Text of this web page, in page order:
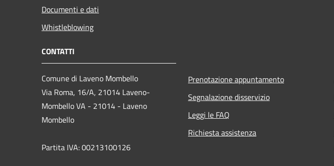
Documenti e dati
Whistleblowing
CONTATTI
Comune di Laveno Mombello
Via Roma, 16/A, 21014 Laveno-
Mombello VA - 21014 - Laveno
Mombello
Partita IVA: 00213100126
Prenotazione appuntamento
Segnalazione disservizio
Leggi le FAQ
Richiesta assistenza